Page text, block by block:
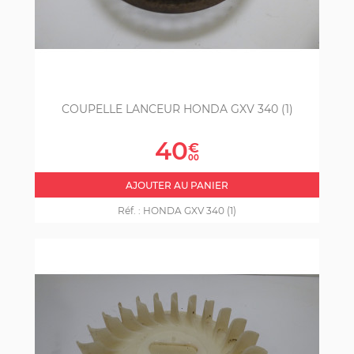
COUPELLE LANCEUR HONDA GXV 340 (1)
Prix
40€
00
AJOUTER AU PANIER
Réf. : HONDA GXV 340 (1)